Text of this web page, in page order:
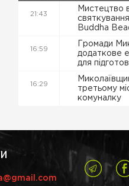
21:43
Мистецтво
Buddha
16:59
Громади
додаткове
для
16:29
третьому
комуналку